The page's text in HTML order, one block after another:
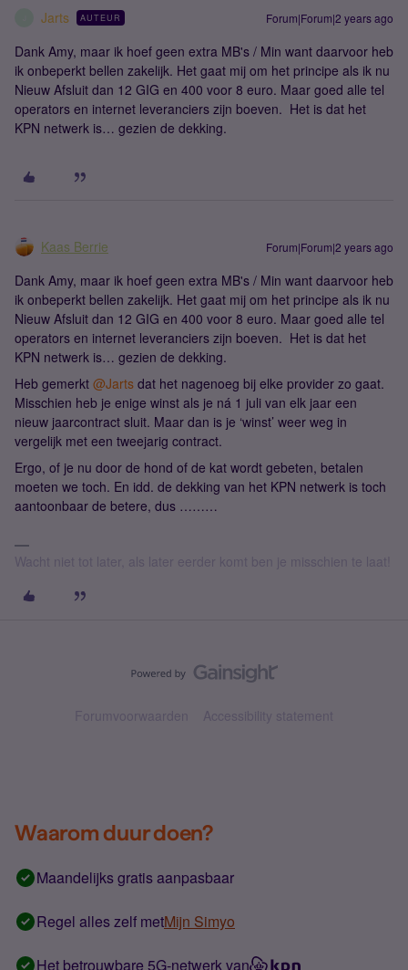
Jarts AUTEUR Forum|Forum|2 years ago
Dank Amy, maar ik hoef geen extra MB's / Min want daarvoor heb
ik onbeperkt bellen zakelijk. Het gaat mij om het principe als ik nu
Nieuw Afsluit dan 12 GIG en 400 voor 8 euro. Maar goed alle tel
operators en internet leveranciers zijn boeven. Het is dat het
KPN netwerk is… gezien de dekking.
Kaas Berrie Forum|Forum|2 years ago
Dank Amy, maar ik hoef geen extra MB's / Min want daarvoor heb
ik onbeperkt bellen zakelijk. Het gaat mij om het principe als ik nu
Nieuw Afsluit dan 12 GIG en 400 voor 8 euro. Maar goed alle tel
operators en internet leveranciers zijn boeven. Het is dat het
KPN netwerk is… gezien de dekking.
Heb gemerkt @Jarts dat het nagenoeg bij elke provider zo gaat.
Misschien heb je enige winst als je ná 1 juli van elk jaar een
nieuw jaarcontract sluit. Maar dan is je ‘winst’ weer weg in
vergelijk met een tweejarig contract.
Ergo, of je nu door de hond of de kat wordt gebeten, betalen
moeten we toch. En idd. de dekking van het KPN netwerk is toch
aantoonbaar de betere, dus ………
Wacht niet tot later, als later eerder komt ben je misschien te laat!
Forumvoorwaarden Accessibility statement
Waarom duur doen?
Maandelijks gratis aanpasbaar
Regel alles zelf metMijn Simyo
Het betrouwbare 5G-netwerk van